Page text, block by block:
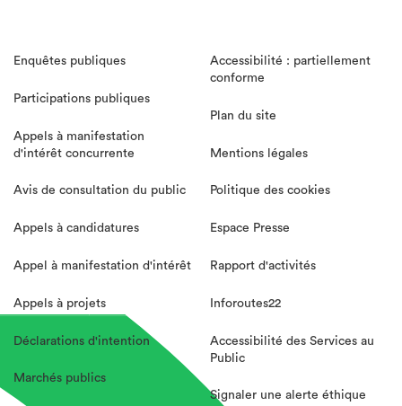
Enquêtes publiques
Participations publiques
Appels à manifestation
d'intérêt concurrente
Avis de consultation du public
Appels à candidatures
Appel à manifestation d'intérêt
Appels à projets
Déclarations d'intention
Marchés publics
Accessibilité : partiellement
conforme
Plan du site
Mentions légales
Politique des cookies
Espace Presse
Rapport d'activités
Inforoutes22
Accessibilité des Services au
Public
Signaler une alerte éthique